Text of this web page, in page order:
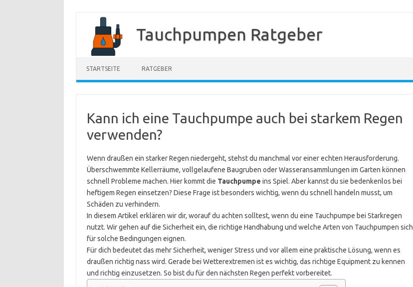
springen
Tauchpumpen Ratgeber
STARTSEITE RATGEBER
Kann ich eine Tauchpumpe auch bei starkem Regen
verwenden?
Wenn draußen ein starker Regen niedergeht, stehst du manchmal vor einer echten Herausforderung.
Überschwemmte Kellerräume, vollgelaufene Baugruben oder Wasseransammlungen im Garten können
schnell Probleme machen. Hier kommt die Tauchpumpe ins Spiel. Aber kannst du sie bedenkenlos bei
heftigem Regen einsetzen? Diese Frage ist besonders wichtig, wenn du schnell handeln musst, um
Schäden zu verhindern.
In diesem Artikel erklären wir dir, worauf du achten solltest, wenn du eine Tauchpumpe bei Starkregen
nutzt. Wir gehen auf die Sicherheit ein, die richtige Handhabung und welche Arten von Tauchpumpen sich
für solche Bedingungen eignen.
Für dich bedeutet das mehr Sicherheit, weniger Stress und vor allem eine praktische Lösung, wenn es
draußen richtig nass wird. Gerade bei Wetterextremen ist es wichtig, das richtige Equipment zu kennen
und richtig einzusetzen. So bist du für den nächsten Regen perfekt vorbereitet.